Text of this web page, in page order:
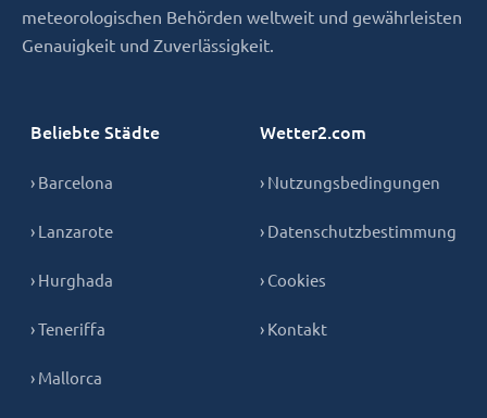
meteorologischen Behörden weltweit und gewährleisten
Genauigkeit und Zuverlässigkeit.
Beliebte Städte
› Barcelona
› Lanzarote
› Hurghada
› Teneriffa
› Mallorca
Wetter2.com
› Nutzungsbedingungen
› Datenschutzbestimmung
› Cookies
› Kontakt